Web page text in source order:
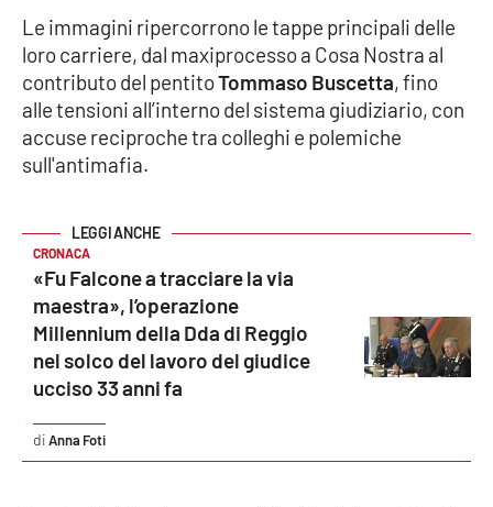
Cultura
Economia e Lavoro
Politica
Società
Sport
Le immagini ripercorrono le tappe principali delle
loro carriere, dal maxiprocesso a Cosa Nostra al
contributo del pentitoTommaso Buscetta, fino
alle tensioni all’interno del sistema giudiziario, con
accuse reciproche tra colleghi e polemiche
sull'antimafia.
CRONACA
«Fu Falcone a tracciare la via
maestra», l’operazione
Millennium della Dda di Reggio
nel solco del lavoro del giudice
ucciso 33 anni fa
Anna Foti